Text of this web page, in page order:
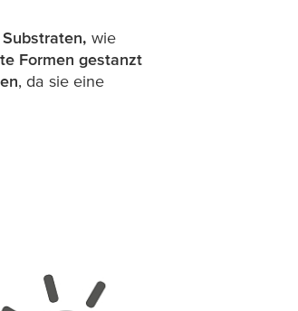
wie
Formen gestanzt
, da sie eine